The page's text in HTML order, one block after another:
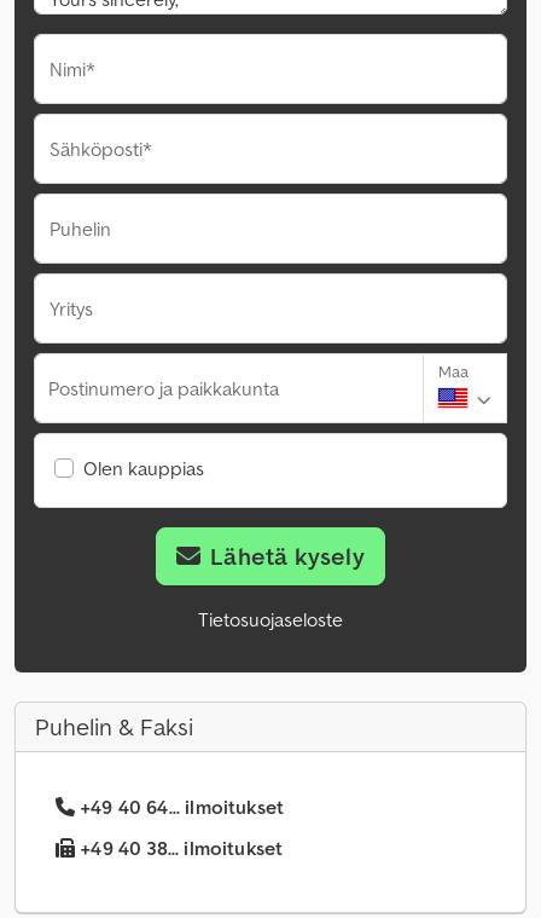
Nimi*
Sähköposti*
Puhelin
Yritys
Postinumero ja paikkakunta
Maa
Olen kauppias
Lähetä kysely
Tietosuojaseloste
Puhelin & Faksi
+49 40 64... ilmoitukset
+49 40 38... ilmoitukset